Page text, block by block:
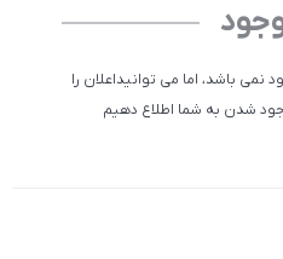
باشد، اما می توانیداعلان را
شدن به شما اطلاع دهیم